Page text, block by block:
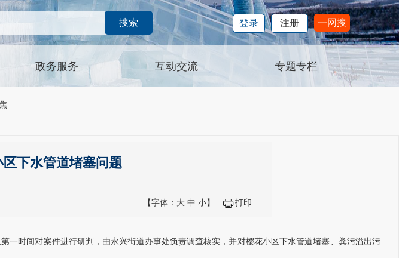
一网搜
注册
登录
政务服务 互动交流 专题专栏
下水管道堵塞问题
【字体： 大 中 小】 打印
时间对案件进行研判，由永兴街道办事处负责调查核实，并对樱花小区下水管道堵塞、粪污溢出污